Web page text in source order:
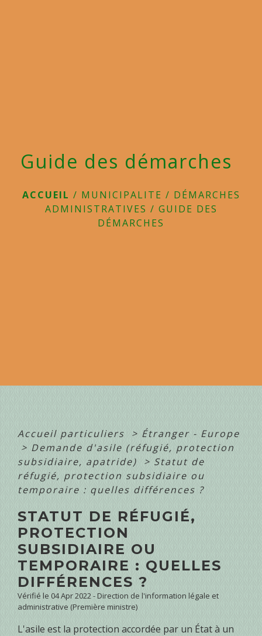
Guide des démarches
ACCUEIL / MUNICIPALITE / DÉMARCHES
ADMINISTRATIVES / GUIDE DES
DÉMARCHES
Accueil particuliers > Étranger - Europe
> Demande d'asile (réfugié, protection
subsidiaire, apatride)
> Statut de
réfugié, protection subsidiaire ou
temporaire : quelles différences ?
STATUT DE RÉFUGIÉ,
PROTECTION
SUBSIDIAIRE OU
TEMPORAIRE : QUELLES
DIFFÉRENCES ?
Vérifié le 04 Apr 2022 - Direction de l'information légale et
administrative (Première ministre)
L'asile est la protection accordée par un État à un